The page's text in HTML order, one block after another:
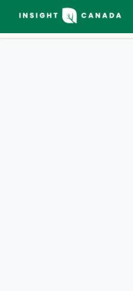
Guide pratique